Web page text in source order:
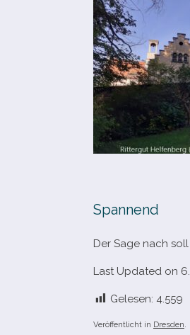
Spannend
Der Sage nach
Last Updated on
Gelesen: 4.559
Veröffentlicht in Dresden